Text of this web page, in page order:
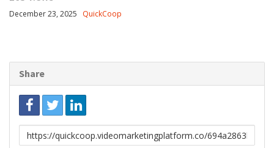
December 23, 2025 QuickCoop
Share
Link
to